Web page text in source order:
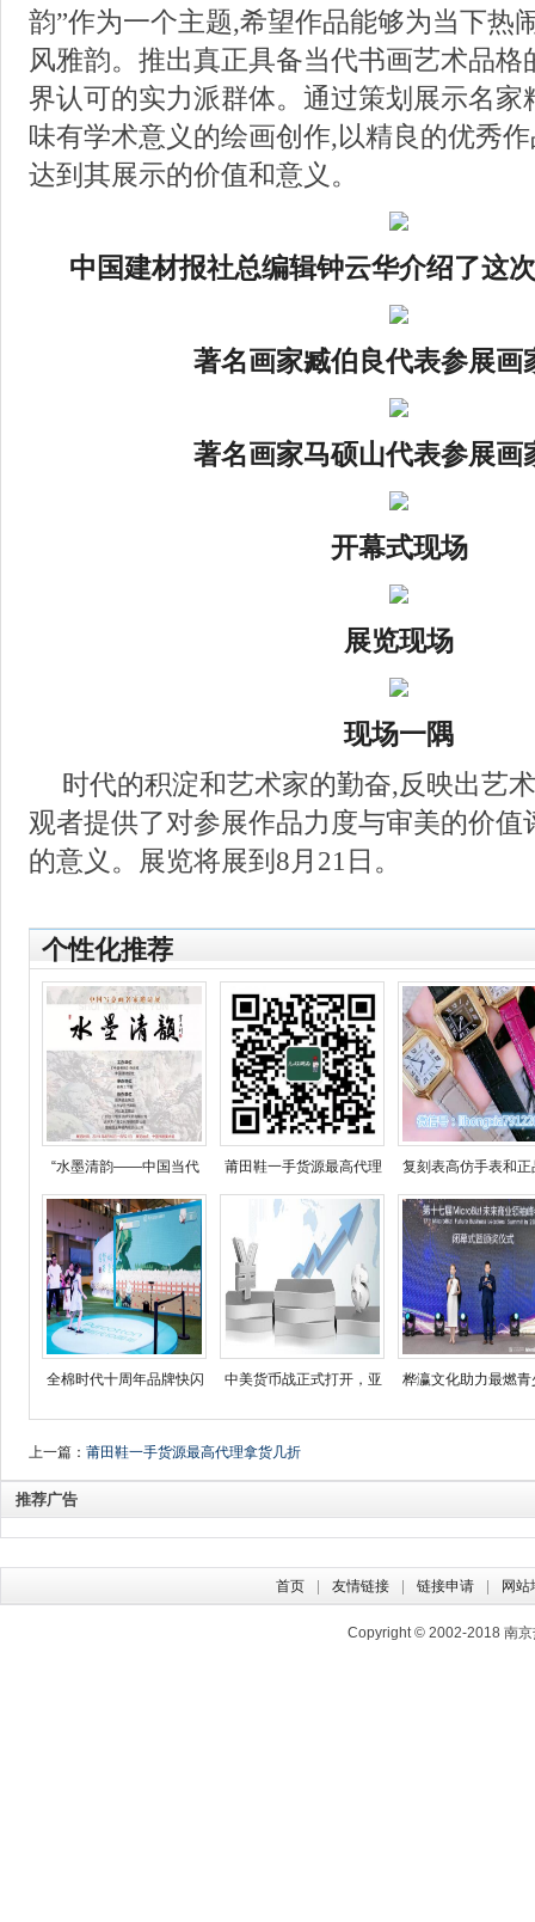
韵”作为一个主题,希望作品能够为当下热
风雅韵。推出真正具备当代书画艺术品格
界认可的实力派群体。通过策划展示名家
味有学术意义的绘画创作,以精良的优秀
达到其展示的价值和意义。
中国建材报社总编辑钟云华介绍了这
著名画家臧伯良代表参展画
著名画家马硕山代表参展画
开幕式现场
展览现场
现场一隅
时代的积淀和艺术家的勤奋,反映出艺
观者提供了对参展作品力度与审美的价值
的意义。展览将展到8月21日。
个性化推荐
“水墨清韵——中国当代 莆田鞋一手货源最高代理 复刻表高仿手表和正
全棉时代十周年品牌快闪 中美货币战正式打开，亚 桦瀛文化助力最燃青
上一篇： 莆田鞋一手货源最高代理拿货几折
推荐广告
首页 友情链接 链接申请 网站
Copyright © 2002-2018 南